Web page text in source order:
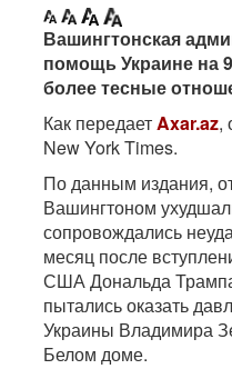
Вашингтонская
помощь Украине на
более тесные
Как передаетAxar.az,
New York Times.
По данным издания,
Вашингтоном
сопровождались
месяц после
США Дональда
пытались оказать
Украины Владимира
Белом доме.